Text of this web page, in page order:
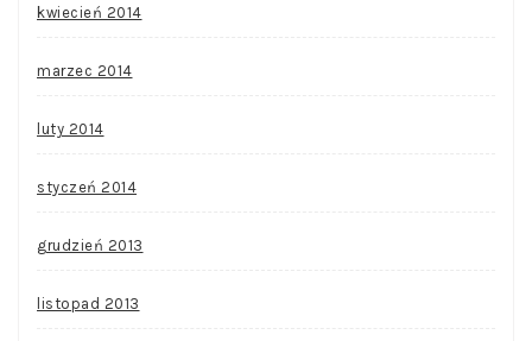
kwiecień 2014
marzec 2014
luty 2014
styczeń 2014
grudzień 2013
listopad 2013